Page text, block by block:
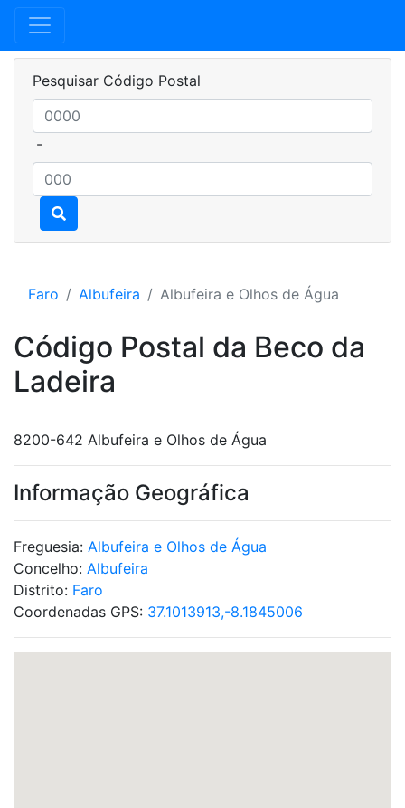
Pesquisar Código Postal
-
Faro Albufeira Albufeira e Olhos de Água
Código Postal da Beco da
Ladeira
8200-642 Albufeira e Olhos de Água
Informação Geográfica
Freguesia: Albufeira e Olhos de Água
Concelho: Albufeira
Distrito: Faro
Coordenadas GPS: 37.1013913,-8.1845006